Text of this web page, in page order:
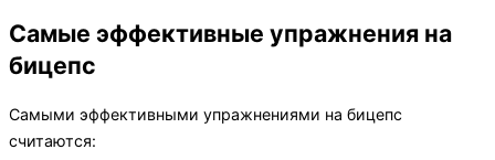
и
навигацию
Самые эффективные упражнения на
бицепс
Самыми эффективными упражнениями на бицепс
считаются: